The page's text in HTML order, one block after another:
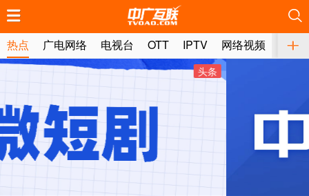
热点 广电网络 电视台 OTT IPTV 网络视频 媒体
推荐
推荐
推荐
推荐
推荐
推荐
推荐
推荐
推荐
推荐
推荐
推荐
推荐
推荐
推荐
推荐
推荐
推荐
推荐
推荐